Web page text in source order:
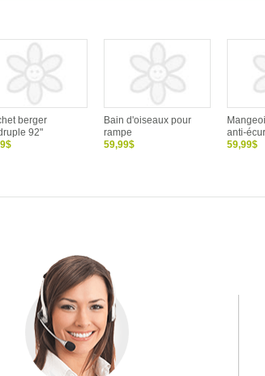
berger
92"
Bain d'oiseaux pour
rampe
59,99$
anti-
59,99$